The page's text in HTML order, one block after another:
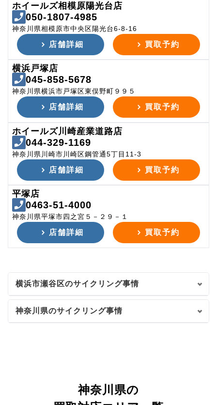
ホイールズ相模原陽光台店
050-1807-4985
神奈川県相模原市中央区陽光台6-8-16
店舗詳細 買取予約
横浜戸塚店
045-858-5678
神奈川県横浜市戸塚区東俣野町９９５
店舗詳細 買取予約
ホイールズ川崎産業道路店
044-329-1169
神奈川県川崎市川崎区鋼管通5丁目11-3
店舗詳細 買取予約
平塚店
0463-51-4000
神奈川県平塚市四之宮５－２９－１
店舗詳細 買取予約
横浜市瀬谷区のサイクリング事情
神奈川県のサイクリング事情
神奈川県の